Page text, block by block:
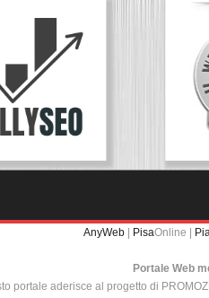
AnyWeb | PisaOnline |
Portale Web
portale aderisce al progetto di